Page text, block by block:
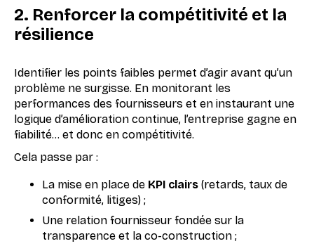
2. Renforcer la compétitivité et la
résilience
Identifier les points faibles permet d’agir avant qu’un
problème ne surgisse. En monitorant les
performances des fournisseurs et en instaurant une
logique d’amélioration continue, l’entreprise gagne en
fiabilité… et donc en compétitivité.
Cela passe par :
La mise en place de KPI clairs (retards, taux de
conformité, litiges) ;
Une relation fournisseur fondée sur la
transparence et la co-construction ;